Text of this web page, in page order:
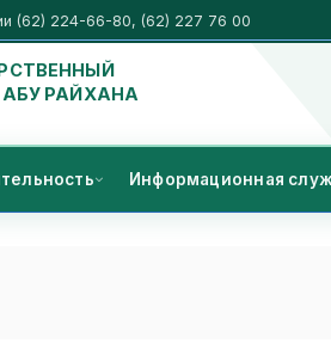
(62) 224-66-80, (62) 227 76 00
РАЙХАНА
Информационная